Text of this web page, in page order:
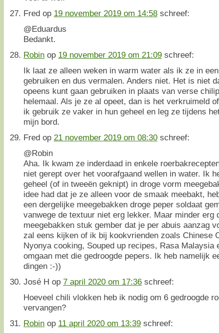
Fred op 19 november 2019 om 14:58 schreef:
@Eduardus
Bedankt.
Robin op 19 november 2019 om 21:09 schreef:
Ik laat ze alleen weken in warm water als ik ze in
gebruiken en dus vermalen. Anders niet. Het is niet
opeens kunt gaan gebruiken in plaats van verse
helemaal. Als je ze al opeet, dan is het verkruimeld
ik gebruik ze vaker in hun geheel en leg ze tijdens
mijn bord.
Fred op 21 november 2019 om 08:30 schreef:
@Robin
Aha. Ik kwam ze inderdaad in enkele
niet gerept over het voorafgaand wellen in water. Ik
geheel (of in tweeën geknipt) in droge vorm
idee had dat je ze alleen voor de smaak meebakt,
een dergelijke meegebakken droge peper soldaat
vanwege de textuur niet erg lekker. Maar minder erg
meegebakken stuk gember dat je per abuis aanzag
zal eens kijken of ik bij kookvrienden zoals Chinese
Nyonya cooking, Souped up recipes, Rasa Malaysia
omgaan met die gedroogde pepers. Ik heb namelijk
dingen :-))
José H op 7 april 2020 om 17:36 schreef:
Hoeveel chili vlokken heb ik nodig om 6 gedroogde
vervangen?
Robin op 11 april 2020 om 13:39 schreef: